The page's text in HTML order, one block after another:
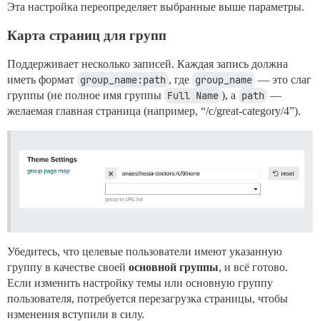
Эта настройка переопределяет выбранные выше параметры.
Карта страниц для групп
Поддерживает несколько записей. Каждая запись должна
иметь формат group_name:path , где group_name — это слаг
группы (не полное имя группы Full Name ), а path —
желаемая главная страница (например, “/c/great-category/4”).
Убедитесь, что целевые пользователи имеют указанную
группу в качестве своей основной группы, и всё готово.
Если изменить настройку темы или основную группу
пользователя, потребуется перезагрузка страницы, чтобы
изменения вступили в силу.